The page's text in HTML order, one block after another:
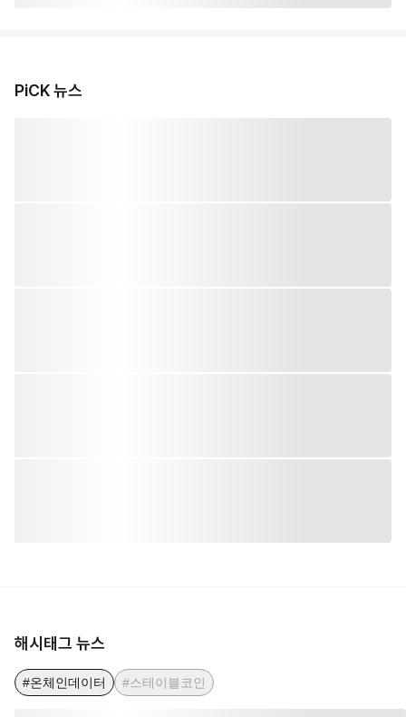
PiCK 뉴스
해시태그 뉴스
#온체인데이터 #스테이블코인